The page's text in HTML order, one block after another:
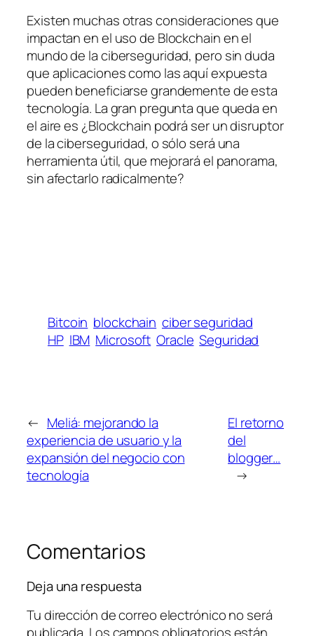
Existen muchas otras consideraciones que
impactan en el uso de Blockchain en el
mundo de la ciberseguridad, pero sin duda
que aplicaciones como las aquí expuesta
pueden beneficiarse grandemente de esta
tecnología. La gran pregunta que queda en
el aire es ¿Blockchain podrá ser un disruptor
de la ciberseguridad, o sólo será una
herramienta útil, que mejorará el panorama,
sin afectarlo radicalmente?
Bitcoin blockchain ciber seguridad
HP IBM Microsoft Oracle Seguridad
← Meliá: mejorando la
experiencia de usuario y la
expansión del negocio con
tecnología
El retorno
del
blogger…
→
Comentarios
Deja una respuesta
Tu dirección de correo electrónico no será